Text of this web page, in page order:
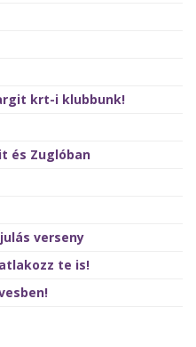
krt-i klubbunk!
és Zuglóban
verseny
te is!